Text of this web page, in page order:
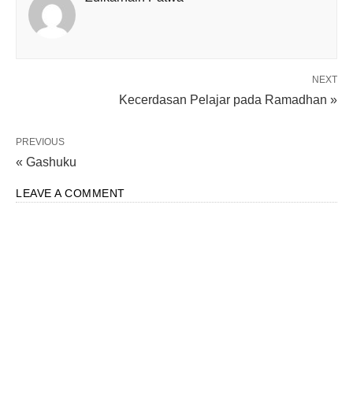
NEXT
Kecerdasan Pelajar pada Ramadhan »
PREVIOUS
« Gashuku
LEAVE A COMMENT